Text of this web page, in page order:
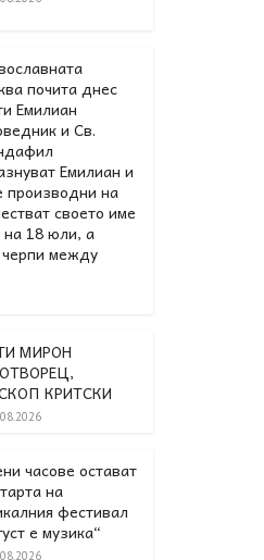
почита днес
Емилиан
и Св.
Емилиан и
производни на
своето име
18 юли, а
между
МИРОН
КРИТСКИ
часове остават
на
фестивал
е музика“